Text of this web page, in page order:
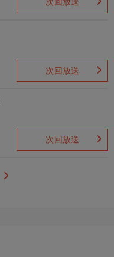
次回放送
次回放送
次回放送